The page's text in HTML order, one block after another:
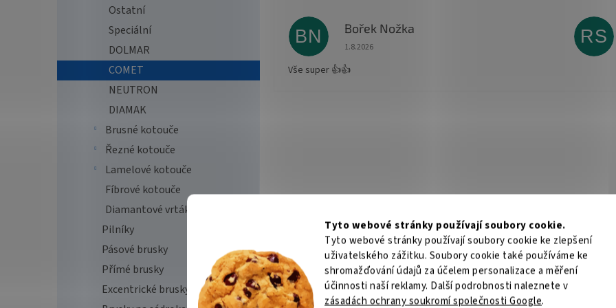
Tyto webové stránky používají soubory cookie.
Tyto webové stránky používají soubory cookie ke zlepšení
uživatelského zážitku. Soubory cookie také používáme ke
shromažďování údajů za účelem personalizace a měření
účinnosti naší reklamy. Další podrobnosti naleznete v
zásadách ochrany soukromí společnosti Google.
Ostatní
Speciální
DOLMAR
COMET
NEUTRON
DIAMAK
Brusné kotouče
Řezné kotouče
Lamelové kotouče
Fíbrové kotouče
Diamantové vrtáky a děrovky
Pilníky
Pásové brusky
Přímé brusky
Excentrické brusky
BN Bořek Nožka
Hodnocení obchodu je 5 z 5 hvězdiček.
1.8.2026
Vše super 👍👍
RS